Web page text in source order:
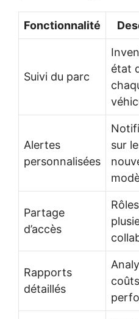
Fonctionnalité
Suivi du parc
état
Alertes
personnalisées
sur
Partage
d’accès
Rapports
détaillés